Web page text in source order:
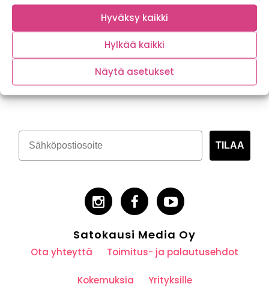
Hyväksy kaikki
Hylkää kaikki
Näytä asetukset
Tilaa kasvispitoinen uutiskirje
TILAA
Satokausi Media Oy
Ota yhteyttä Toimitus- ja palautusehdot
Kokemuksia Yrityksille